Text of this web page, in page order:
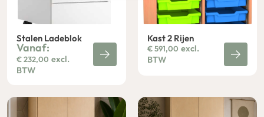
Stalen Ladeblok
Vanaf:
€232,00 excl.
BTW
Kast 2 Rijen
€591,00 excl.
BTW